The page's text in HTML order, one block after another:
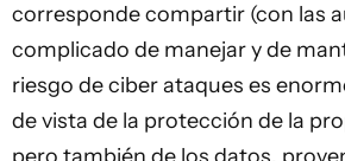
corresponde compartir (con las
complicado de manejar y de
riesgo de ciber ataques es
de vista de la protección de la